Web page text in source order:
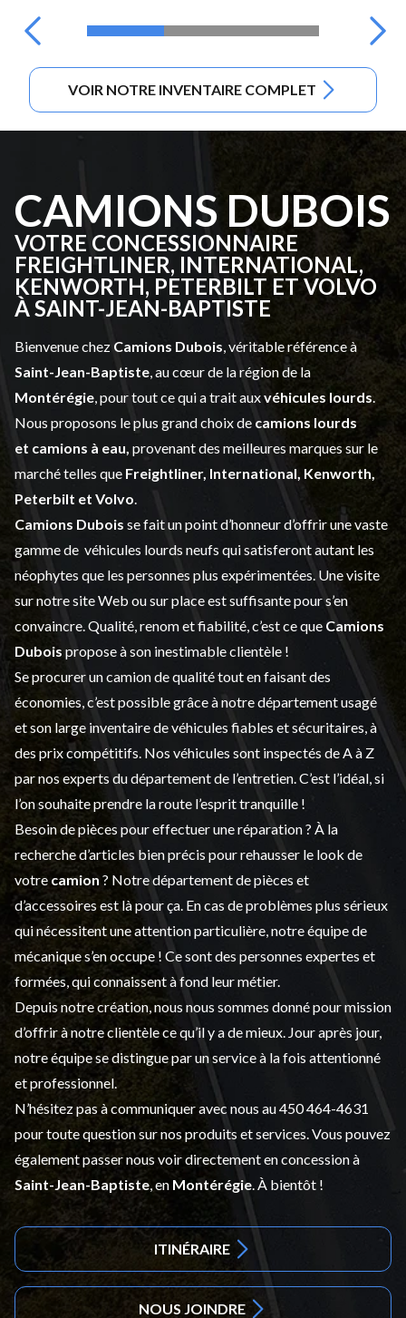
VOIR NOTRE INVENTAIRE COMPLET
CAMIONS DUBOIS
VOTRE CONCESSIONNAIRE
FREIGHTLINER, INTERNATIONAL,
KENWORTH, PETERBILT ET VOLVO
À SAINT-JEAN-BAPTISTE
Bienvenue chez Camions Dubois , véritable référence à
Saint-Jean-Baptiste , au cœur de la région de la
Montérégie , pour tout ce qui a trait auxvéhicules lourds
Nous proposons le plus grand choix de camions lourds
et camions à eau, provenant des meilleures marques sur le
marché telles que Freightliner, International, Kenworth,
Peterbilt et Volvo
Camions Dubois se fait un point d’honneur d’offrir une vaste
gamme de véhicules lourds neufs qui satisferont autant les
néophytes que les personnes plus expérimentées. Une visite
sur notre site Web ou sur place est suffisante pour s’en
convaincre. Qualité, renom et fiabilité, c’est ce que Camions
Dubois propose à son inestimable clientèle !
Se procurer un camion de qualité tout en faisant des
économies, c’est possible grâce à notredépartement usagé
et son large inventaire de véhicules fiables et sécuritaires, à
des prix compétitifs. Nos véhicules sont inspectés de A à Z
par nos experts du département de l’entretien . C’est l’idéal, si
l’on souhaite prendre la route l’esprit tranquille !
Besoin de pièces pour effectuer une réparation ? À la
recherche d’articles bien précis pour rehausser le look de
votre camion ? Notre département depièces et
d’accessoiresest là pour ça. En cas de problèmes plus sérieux
qui nécessitent une attention particulière, notre équipe de
mécanique s’en occupe ! Ce sont des personnes expertes et
formées, qui connaissent à fond leur métier.
Depuis notre création, nous nous sommes donné pour mission
d’offrir à notre clientèle ce qu’il y a de mieux. Jour après jour,
notre équipe se distingue par un service à la fois attentionné
et professionnel.
N’hésitez pas à communiquer avec nous au450 464-4631
pour toute question sur nos produits et services. Vous pouvez
également passer nous voir directement en concession à
Saint-Jean-Baptiste , en Montérégie . À bientôt !
ITINÉRAIRE
NOUS JOINDRE